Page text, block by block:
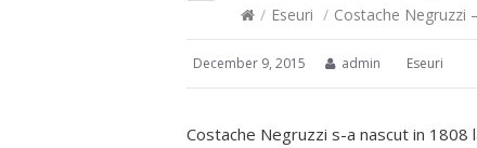
/ Eseuri / Costache Negruzzi
December 9, 2015 admin Eseuri
Costache Negruzzi s-a nascut in 1808